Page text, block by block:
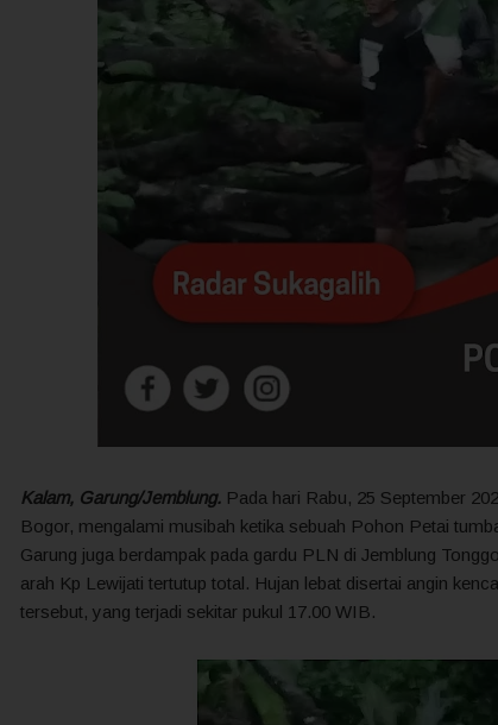
Kalam, Garung/Jemblung. Pada hari Rabu, 25 September
Bogor, mengalami musibah ketika sebuah Pohon Petai
Garung juga berdampak pada gardu PLN di Jemblung
arah Kp Lewijati tertutup total. Hujan lebat disertai angin
tersebut, yang terjadi sekitar pukul 17.00 WIB.